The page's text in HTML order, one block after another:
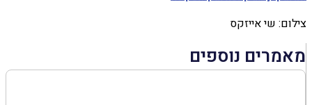
צילום: שי אייזקס
מאמרים נוספים